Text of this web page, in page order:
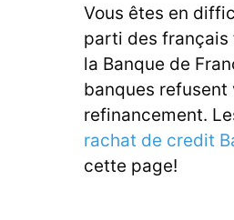
Vous êtes en
parti des français
la Banque de
banques refusent
refinancement.
rachat de credit
cette page!